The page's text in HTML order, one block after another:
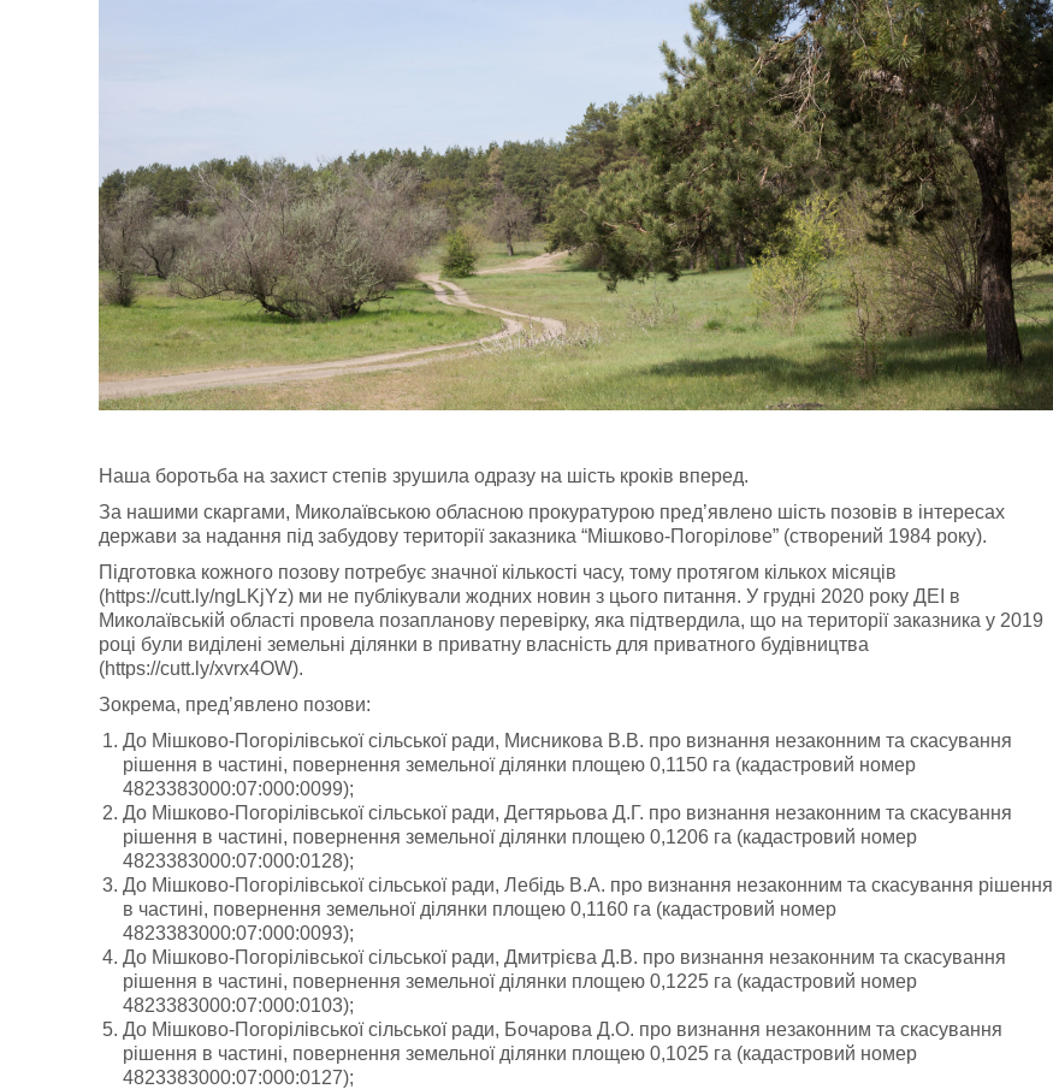
Наша боротьба на захист степів зрушила одразу на шість кроків вперед.
За нашими скаргами, Миколаївською обласною прокуратурою пред’явлено шість позовів в інтересах
держави за надання під забудову території заказника “Мішково-Погорілове” (створений 1984 року).
Підготовка кожного позову потребує значної кількості часу, тому протягом кількох місяців
(https://cutt.ly/ngLKjYz) ми не публікували жодних новин з цього питання. У грудні 2020 року ДЕІ в
Миколаївській області провела позапланову перевірку, яка підтвердила, що на території заказника у 2019
році були виділені земельні ділянки в приватну власність для приватного будівництва
(https://cutt.ly/xvrx4OW).
Зокрема, пред’явлено позови:
До Мішково-Погорілівської сільської ради, Мисникова В.В. про визнання незаконним та скасування
рішення в частині, повернення земельної ділянки площею 0,1150 га (кадастровий номер
4823383000:07:000:0099);
До Мішково-Погорілівської сільської ради, Дегтярьова Д.Г. про визнання незаконним та скасування
рішення в частині, повернення земельної ділянки площею 0,1206 га (кадастровий номер
4823383000:07:000:0128);
До Мішково-Погорілівської сільської ради, Лебідь В.А. про визнання незаконним та скасування рішення
в частині, повернення земельної ділянки площею 0,1160 га (кадастровий номер
4823383000:07:000:0093);
До Мішково-Погорілівської сільської ради, Дмитрієва Д.В. про визнання незаконним та скасування
рішення в частині, повернення земельної ділянки площею 0,1225 га (кадастровий номер
4823383000:07:000:0103);
До Мішково-Погорілівської сільської ради, Бочарова Д.О. про визнання незаконним та скасування
рішення в частині, повернення земельної ділянки площею 0,1025 га (кадастровий номер
4823383000:07:000:0127);